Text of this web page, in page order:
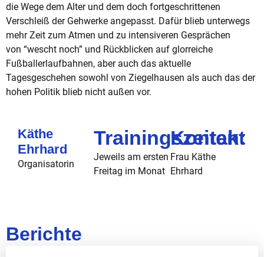
die Wege dem Alter und dem doch fortgeschrittenen
Verschleiß der Gehwerke angepasst. Dafür blieb unterwegs
mehr Zeit zum Atmen und zu intensiveren Gesprächen
von “wescht noch” und Rückblicken auf glorreiche
Fußballerlaufbahnen, aber auch das aktuelle
Tagesgeschehen sowohl von Ziegelhausen als auch das der
hohen Politik blieb nicht außen vor.
Käthe
Ehrhard
Organisatorin
Trainingszeiten:
Jeweils amersten
Freitag im Monat
Kontakt
Frau Käthe
Ehrhard
Berichte